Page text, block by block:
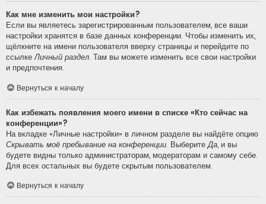
Как мне изменить мои настройки?
Если вы являетесь зарегистрированным пользователем, все ваши
настройки хранятся в базе данных конференции. Чтобы изменить их,
щёлкните на имени пользователя вверху страницы и перейдите по
ссылкеЛичный раздел. Там вы можете изменить все свои настройки
и предпочтения.
Вернуться к началу
Как избежать появления моего имени в списке «Кто сейчас на
конференции»?
На вкладке «Личные настройки» в личном разделе вы найдёте опцию
Скрывать моё пребывание на конференции. ВыберитеДа, и вы
будете видны только администраторам, модераторам и самому себе.
Для всех остальных вы будете скрытым пользователем.
Вернуться к началу